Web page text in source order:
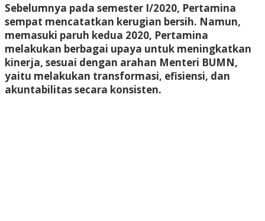
Sebelumnya pada semester I/2020, Pertamina
sempat mencatatkan kerugian bersih. Namun,
memasuki paruh kedua 2020, Pertamina
melakukan berbagai upaya untuk meningkatkan
kinerja, sesuai dengan arahan Menteri BUMN,
yaitu melakukan transformasi, efisiensi, dan
akuntabilitas secara konsisten.